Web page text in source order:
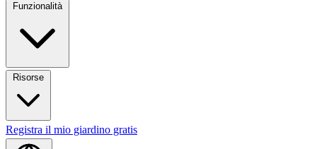
Funzionalità
Registra il mio giardino gratis